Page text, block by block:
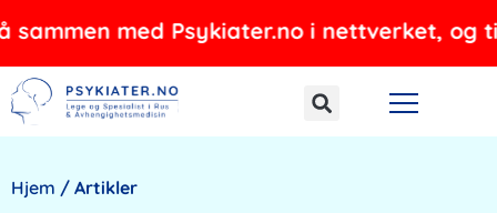
Hopp
til
innholdet
Psykiater.no i nettverket, og tilbyr
Hjem / Artikler